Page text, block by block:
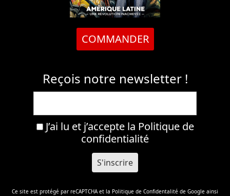
COMMANDER
Reçois notre newsletter !
J’ai lu et j’accepte la Politique de
confidentialité
Ce site est protégé par reCAPTCHA et la Politique de Confidentalité de Google ainsi